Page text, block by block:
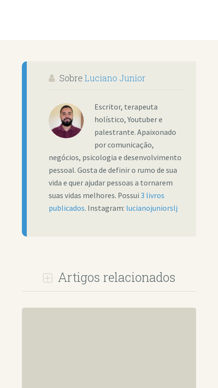
Sobre Luciano Junior
Escritor, terapeuta
holístico, Youtuber e
palestrante. Apaixonado
por comunicação,
negócios, psicologia e desenvolvimento
pessoal. Gosta de definir o rumo de sua
vida e quer ajudar pessoas a tornarem
suas vidas melhores. Possui 3 livros
publicados. Instagram: lucianojuniorslj
Artigos relacionados